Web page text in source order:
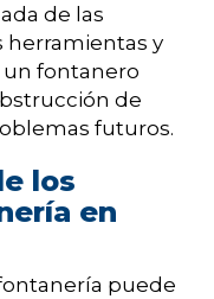
de las
herramientas y
fontanero
de
futuros.
los
en
puede